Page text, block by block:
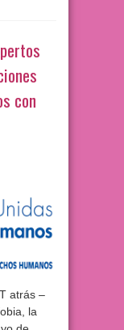
con
atrás –
la